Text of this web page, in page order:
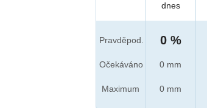
Pravděpod.
Očekáváno
Maximum
dnes
0 %
0 mm
0 mm